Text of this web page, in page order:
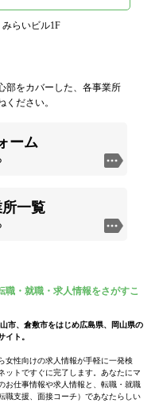
みらいビル1F
部をカバーした、各事業所
ださい。
ーム
一覧
職・就職・求人情報をさがすこ
市、倉敷市をはじめ広島県、岡山県の
イト。
女性向けの求人情報が手軽に一発検
ットですぐに完了します。あなたにマ
お仕事情報や求人情報と、転職・就職
職支援、面接コーチ）であなたらしい